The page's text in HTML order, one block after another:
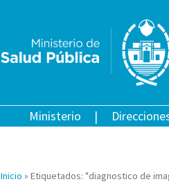
Ministerio
Inicio » Etiquetados: "diagnostico de